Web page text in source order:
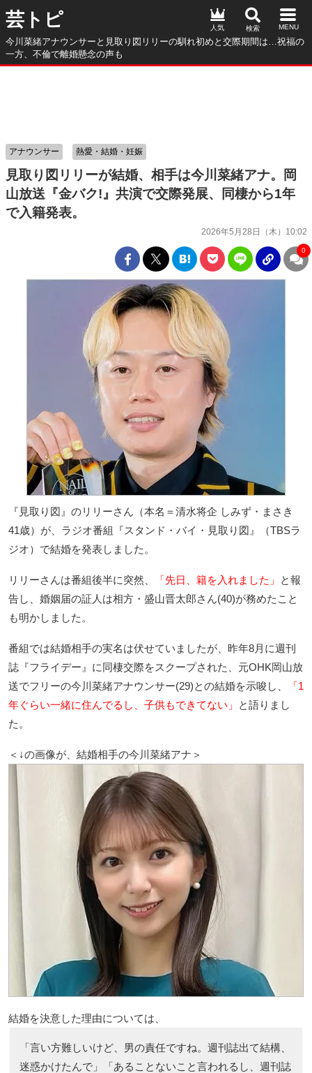
芸トピ
今川菜緒アナウンサーと見取り図リリーの馴れ初めと交際期間は…祝福の
一方、不倫で離婚懸念の声も
人気
見取り図リリーが結婚、相手は今川菜緒アナ。岡
山放送『金バク!』共演で交際発展、同棲から1年
で入籍発表。
2026年5月28日（木）10:02
アナウンサー 熱愛・結婚・妊娠
0
『見取り図』のリリーさん（本名＝清水将企 しみず・まさき
41歳）が、ラジオ番組『スタンド・バイ・見取り図』（TBSラ
ジオ）で結婚を発表しました。
リリーさんは番組後半に突然、 「先日、籍を入れました」
と報
告し、婚姻届の証人は相方・盛山晋太郎さん(40)が務めたこと
も明かしました。
番組では結婚相手の実名は伏せていましたが、昨年8月に週刊
誌『フライデー』に同棲交際をスクープされた、元OHK岡山放
送でフリーの今川菜緒アナウンサー(29)との結婚を示唆し、
「1
年ぐらい一緒に住んでるし、子供もできてない」
と語りまし
た。
＜↓の画像が、結婚相手の今川菜緒アナ＞
結婚を決意した理由については、
「言い方難しいけど、男の責任ですね。週刊誌出て結構、
迷惑かけたんで」「あることないこと言われるし、週刊誌